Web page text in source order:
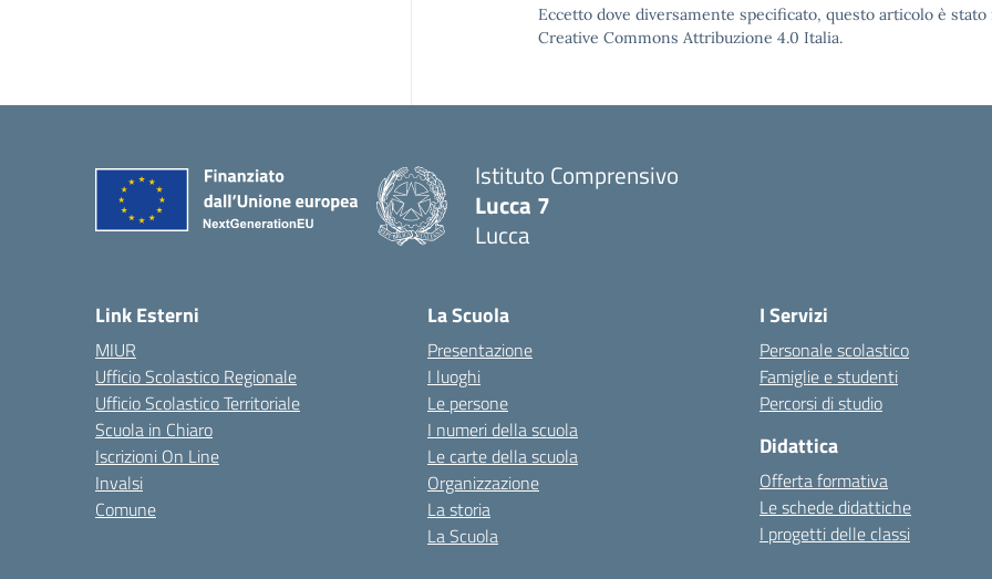
Eccetto dove diversamente specificato, questo articolo è
Creative Commons Attribuzione 4.0 Italia.
Istituto Comprensivo
Lucca 7
Lucca
Link Esterni
MIUR
Ufficio Scolastico Regionale
Ufficio Scolastico Territoriale
Scuola in Chiaro
Iscrizioni On Line
Invalsi
Comune
La Scuola
Presentazione
I luoghi
Le persone
I numeri della scuola
Le carte della scuola
Organizzazione
La storia
La Scuola
I Servizi
Personale scolastico
Famiglie e studenti
Percorsi di studio
Didattica
Offerta formativa
Le schede didattiche
I progetti delle classi